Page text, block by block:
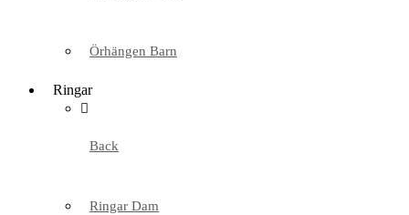
Örhängen Barn
Ringar
Back
Ringar Dam